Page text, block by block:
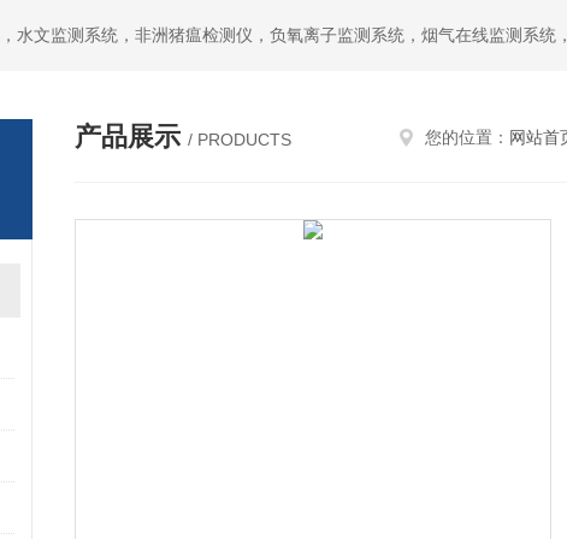
水文监测系统，非洲猪瘟检测仪，负氧离子监测系统，烟气在线监测系统
产品展示 / PRODUCTS 您的位置： 网站首